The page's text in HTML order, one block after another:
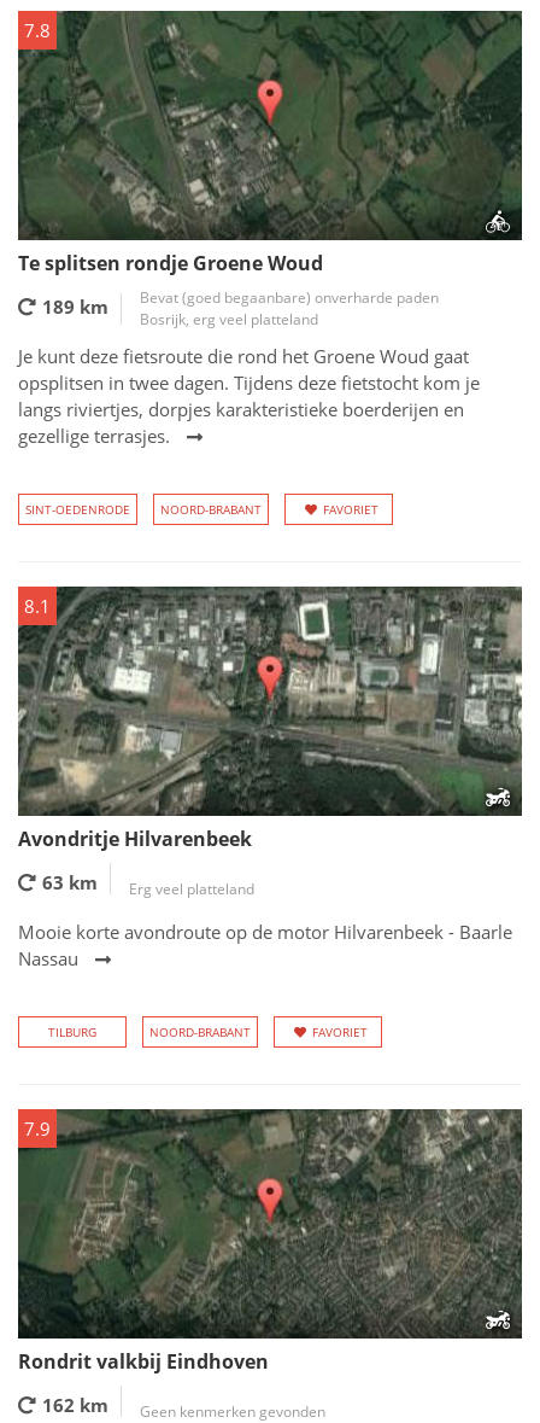
7.8
Te splitsen rondje Groene Woud
189 km
Bevat (goed begaanbare) onverharde paden
Bosrijk, erg veel platteland
Je kunt deze fietsroute die rond het Groene Woud gaat
opsplitsen in twee dagen. Tijdens deze fietstocht kom je
langs riviertjes, dorpjes karakteristieke boerderijen en
gezellige terrasjes.
SINT-OEDENRODE NOORD-BRABANT FAVORIET
8.1
Avondritje Hilvarenbeek
63 km Erg veel platteland
Mooie korte avondroute op de motor Hilvarenbeek - Baarle
Nassau
TILBURG NOORD-BRABANT FAVORIET
7.9
Rondrit valkbij Eindhoven
162 km Geen kenmerken gevonden